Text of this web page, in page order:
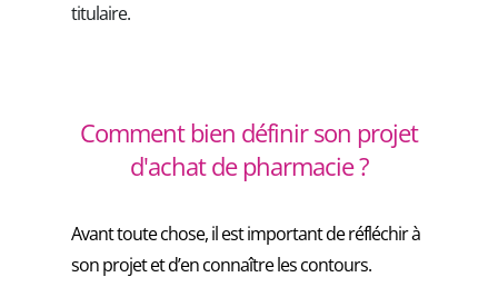
titulaire.
Comment bien définir son projet
d'achat de pharmacie ?
Avant toute chose, il est important de réfléchir à
son projet et d’en connaître les contours.